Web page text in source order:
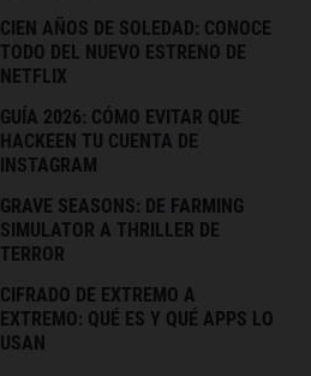
CIEN AÑOS DE SOLEDAD: CONOCE
TODO DEL NUEVO ESTRENO DE
NETFLIX
GUÍA 2026: CÓMO EVITAR QUE
HACKEEN TU CUENTA DE
INSTAGRAM
GRAVE SEASONS: DE FARMING
SIMULATOR A THRILLER DE
TERROR
CIFRADO DE EXTREMO A
EXTREMO: QUÉ ES Y QUÉ APPS LO
USAN